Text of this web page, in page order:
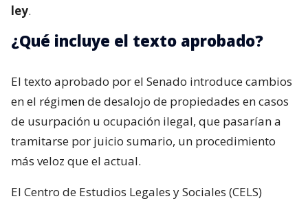
ley.
¿Qué incluye el texto aprobado?
El texto aprobado por el Senado introduce cambios
en el régimen de desalojo de propiedades en casos
de usurpación u ocupación ilegal, que pasarían a
tramitarse por juicio sumario, un procedimiento
más veloz que el actual.
El Centro de Estudios Legales y Sociales (CELS)